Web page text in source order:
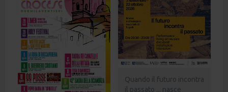
Quando il futuro incontra
il passato ... nasce